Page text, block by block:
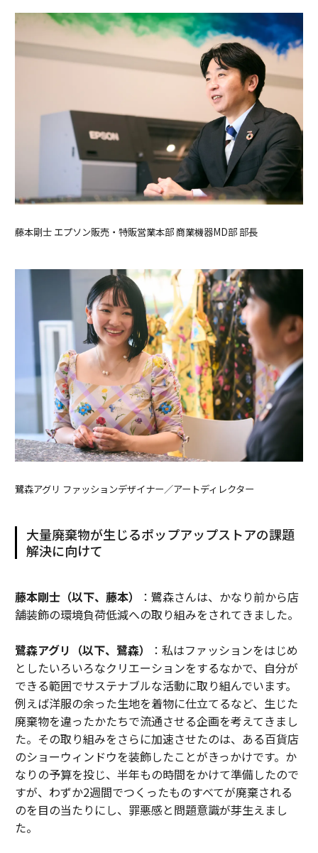
藤本剛士 エプソン販売・特販営業本部 商業機器MD部 部長
鷺森アグリ ファッションデザイナー／アートディレクター
大量廃棄物が生じるポップアップストアの課題
解決に向けて
藤本剛士（以下、藤本）
：鷺森さんは、かなり前から店
舗装飾の環境負荷低減への取り組みをされてきました。
鷺森アグリ（以下、鷺森）
：私はファッションをはじめ
としたいろいろなクリエーションをするなかで、自分が
できる範囲でサステナブルな活動に取り組んでいます。
例えば洋服の余った生地を着物に仕立てるなど、生じた
廃棄物を違ったかたちで流通させる企画を考えてきまし
た。その取り組みをさらに加速させたのは、ある百貨店
のショーウィンドウを装飾したことがきっかけです。か
なりの予算を投じ、半年もの時間をかけて準備したので
すが、わずか2週間でつくったものすべてが廃棄される
のを目の当たりにし、罪悪感と問題意識が芽生えまし
た。